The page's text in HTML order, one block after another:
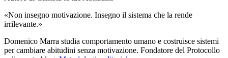
«Non insegno motivazione. Insegno il sistema che la rende
irrilevante.»
Domenico Marra studia comportamento umano e costruisce sistemi
per cambiare abitudini senza motivazione. Fondatore del Protocollo